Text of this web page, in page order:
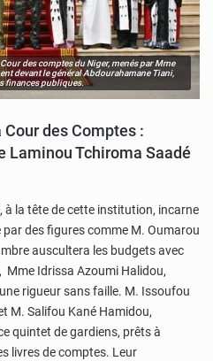
des comptes du Niger, menés par Mme
devant le général Abdourahamane Tiani,
finances publiques.
des Comptes :
Laminou Tchiroma Saadé
à la tête de cette institution, incarne
des figures comme M. Oumarou
auscultera les budgets avec
Mme Idrissa Azoumi Halidou,
rigueur sans faille. M. Issoufou
M. Salifou Kané Hamidou,
quintet de gardiens, prêts à
livres de comptes. Leur